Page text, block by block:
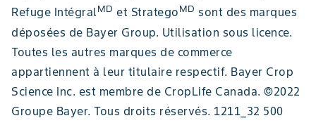
Refuge IntégralMD et StrategoMD sont des marques
déposées de Bayer Group. Utilisation sous licence.
Toutes les autres marques de commerce
appartiennent à leur titulaire respectif. Bayer Crop
Science Inc. est membre de CropLife Canada. ©2022
Groupe Bayer. Tous droits réservés. 1211_32 500